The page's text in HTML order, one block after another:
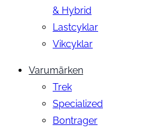
& Hybrid
Lastcyklar
Vikcyklar
Varumärken
Trek
Specialized
Bontrager